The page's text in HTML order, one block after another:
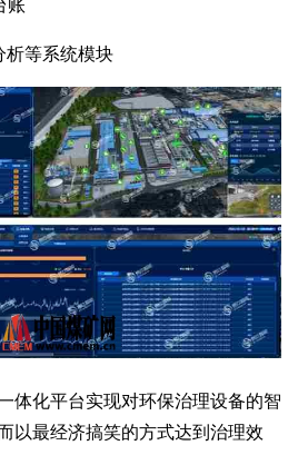
账
析等系统模块
体化平台实现对环保治理设备的智
以最经济搞笑的方式达到治理效